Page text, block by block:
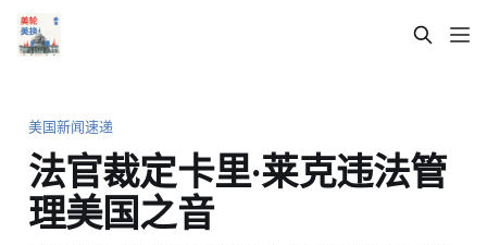
美国新闻速递
法官裁定卡里·莱克违法管
理美国之音